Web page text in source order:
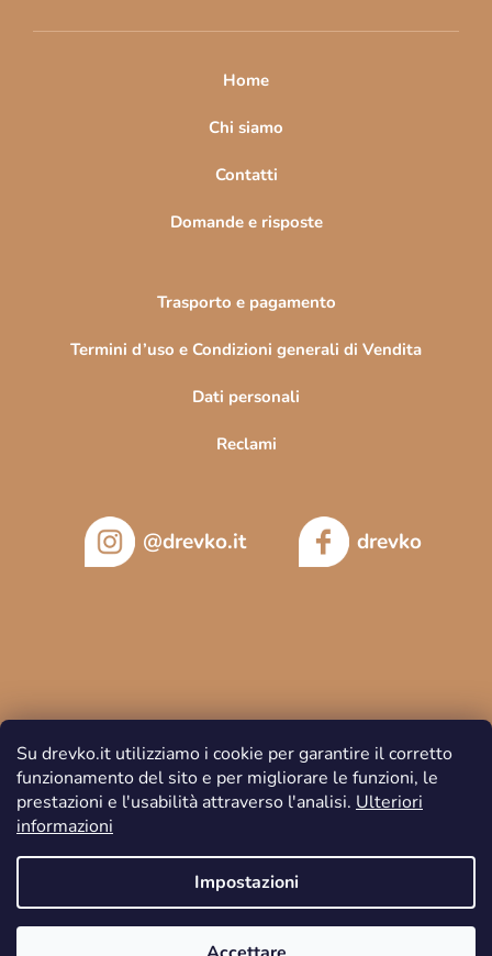
Su drevko.it utilizziamo i cookie per garantire il corretto
funzionamento del sito e per migliorare le funzioni, le
prestazioni e l'usabilità attraverso l'analisi. Ulteriori
informazioni
Impostazioni
Home
Chi siamo
Contatti
Domande e risposte
Trasporto e pagamento
Termini d’uso e Condizioni generali di Vendita
Dati personali
Reclami
@drevko.it drevko